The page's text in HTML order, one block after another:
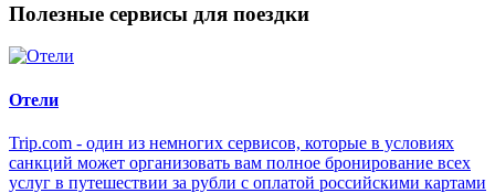
Полезные сервисы для поездки
Отели
Trip.com - один из немногих сервисов, которые в условиях
санкций может организовать вам полное бронирование всех
услуг в путешествии за рубли с оплатой российскими картами